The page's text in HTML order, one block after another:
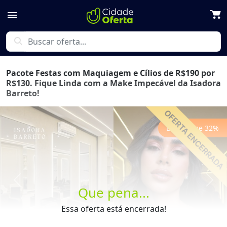
menu
search
Que pena...
Essa oferta está encerrada!
Pacote Festas com Maquiagem e Cílios de R$190 por
R$130. Fique Linda com a Make Impecável da Isadora
Barreto!
Economize 32%